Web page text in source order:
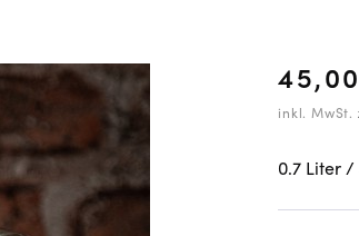
inkl. MwSt.
0.7 Liter/